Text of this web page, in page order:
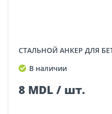
СТАЛЬНОЙ АНКЕР ДЛЯ
В наличии
8 MDL / шт.